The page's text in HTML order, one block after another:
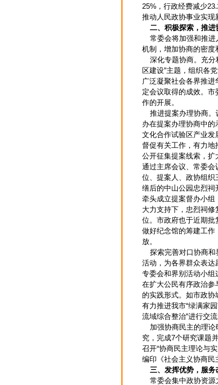
25%，行政经费减少
推动人民政协事业实现
二、积极探索，推进
常委会将加强和推进
机制，增加协商的密
深化专题协商。充分
区建设”主题，组织各
广泛凝聚社会各界推
定会议取得的成效。
作的开展。
推进提案办理协商。
办在提案办理协商中
文化合作试验区产业发
督促有关工作，有力
公开征集提案线索，
通过主席会议、常委
位、提案人、政协组
缮后的中山公园忠烈祠
牵头成立提案督办小
大力支持下，忠烈祠
位。市政府也于近期批
做好纪念馆的筹建工作
放。
探索完善对口协商和
活动，为各界群众表
专委会和界别活动小
在扩大公民有序政治参
的实践形式。如市政协
有力推进我市“绿满家
流域综合整治”进行交
加强协商民主的理论
究，完成7个研究课题
召开“协商民主理论与
编印《社会主义协商
三、发挥优势，服
常委会集中政协资源